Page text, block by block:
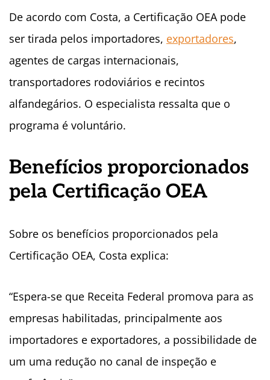
De acordo com Costa, a Certificação OEA pode
ser tirada pelos importadores, exportadores,
agentes de cargas internacionais,
transportadores rodoviários e recintos
alfandegários. O especialista ressalta que o
programa é voluntário.
Benefícios proporcionados
pela Certificação OEA
Sobre os benefícios proporcionados pela
Certificação OEA, Costa explica:
“Espera-se que Receita Federal promova para as
empresas habilitadas, principalmente aos
importadores e exportadores, a possibilidade de
um uma redução no canal de inspeção e